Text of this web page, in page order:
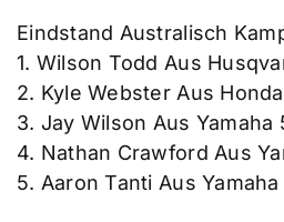
Eindstand Australisch
1. Wilson Todd Aus
2. Kyle Webster Aus
3. Jay Wilson Aus Yamaha
4. Nathan Crawford Aus
5. Aaron Tanti Aus